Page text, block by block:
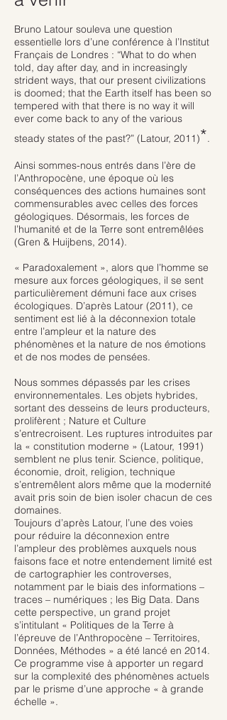
Bruno Latour souleva une question
essentielle lors d’une conférence à l’Institut
Français de Londres : “What to do when
told, day after day, and in increasingly
strident ways, that our present civilizations
is doomed; that the Earth itself has been so
tempered with that there is no way it will
ever come back to any of the various
steady states of the past?” (Latour, 2011)*.
Ainsi sommes-nous entrés dans l’ère de
l’Anthropocène, une époque où les
conséquences des actions humaines sont
commensurables avec celles des forces
géologiques. Désormais, les forces de
l’humanité et de la Terre sont entremêlées
(Gren & Huijbens, 2014).
« Paradoxalement », alors que l’homme se
mesure aux forces géologiques, il se sent
particulièrement démuni face aux crises
écologiques. D’après Latour (2011), ce
sentiment est lié à la déconnexion totale
entre l’ampleur et la nature des
phénomènes et la nature de nos émotions
et de nos modes de pensées.
Nous sommes dépassés par les crises
environnementales. Les objets hybrides,
sortant des desseins de leurs producteurs,
prolifèrent ; Nature et Culture
s’entrecroisent. Les ruptures introduites par
la « constitution moderne » (Latour, 1991)
semblent ne plus tenir. Science, politique,
économie, droit, religion, technique
s’entremêlent alors même que la modernité
avait pris soin de bien isoler chacun de ces
domaines.
Toujours d’après Latour, l’une des voies
pour réduire la déconnexion entre
l’ampleur des problèmes auxquels nous
faisons face et notre entendement limité est
de cartographier les controverses,
notamment par le biais des informations –
traces – numériques ; les Big Data. Dans
cette perspective, un grand projet
s’intitulant « Politiques de la Terre à
l’épreuve de l’Anthropocène – Territoires,
Données, Méthodes » a été lancé en 2014.
Ce programme vise à apporter un regard
sur la complexité des phénomènes actuels
par le prisme d’une approche « à grande
échelle ».